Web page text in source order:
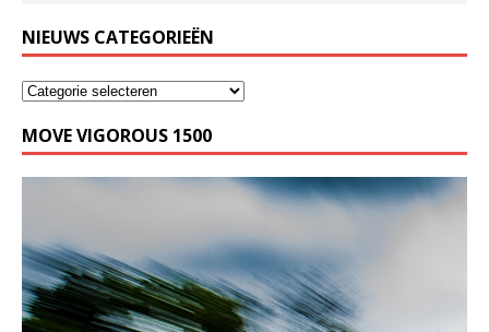
NIEUWS CATEGORIEËN
MOVE VIGOROUS 1500